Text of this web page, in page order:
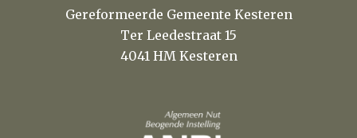
Gereformeerde Gemeente Kesteren
Ter Leedestraat 15
4041 HM Kesteren